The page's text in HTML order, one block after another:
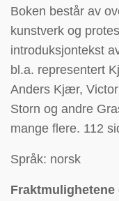
Boken består av
kunstverk og
introduksjontekst
bl.a. representert
Anders Kjær,
Storn og andre
mange flere. 112
Språk: norsk